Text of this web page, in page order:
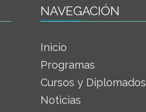
NAVEGACIÓN
Inicio
Programas
Cursos y Diplomados
Noticias